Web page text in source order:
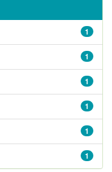
1
1
1
1
1
1